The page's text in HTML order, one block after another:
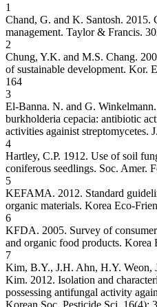
1
Chand, G. and K. Santosh. 2015.
management. Taylor & Francis.
2
Chung, Y.K. and M.S. Chang.
of sustainable development. Kor.
164
3
El-Banna. N. and G.
burkholderia cepacia: antibiotic
activities againist
4
Hartley, C.P. 1912. Use of soil
coniferous seedlings. Soc. Amer.
5
KEFAMA. 2012. Standard
organic materials. Korea Eco-
6
KFDA. 2005. Survey of
and organic food products.
7
Kim, B.Y., J.H. Ahn, H.Y. Weon,
Kim. 2012. Isolation and
possessing antifungal activity
Korean Soc. Pesticide Sci. 16(4):